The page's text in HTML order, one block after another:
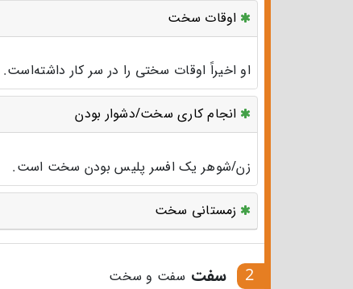
اوقات سخت
او اخیراً اوقات سختی را در سر کار داشته‌است.
انجام کاری سخت/دشوار بودن
زن/شوهر یک افسر پلیس بودن سخت است.
زمستانی سخت
2 سفت سفت و سخت